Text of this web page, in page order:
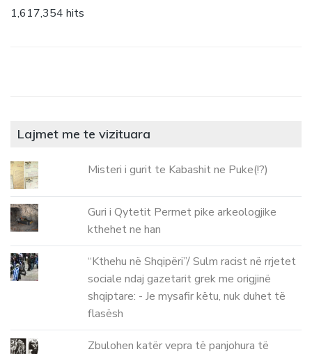
1,617,354 hits
Lajmet me te vizituara
Misteri i gurit te Kabashit ne Puke(!?)
Guri i Qytetit Permet pike arkeologjike
kthehet ne han
“Kthehu në Shqipëri”/ Sulm racist në rrjetet
sociale ndaj gazetarit grek me origjinë
shqiptare: - Je mysafir këtu, nuk duhet të
flasësh
Zbulohen katër vepra të panjohura të